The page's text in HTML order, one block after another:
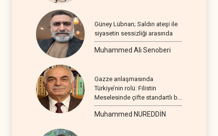
Güney Lübnan; Saldırı ateşi ile
siyasetin sessizliği arasında
Muhammed Ali Senoberi
Gazze anlaşmasında
Türkiye’nin rolü: Filistin
Meselesinde çifte standartlı bir
seyir
Muhammed NUREDDİN